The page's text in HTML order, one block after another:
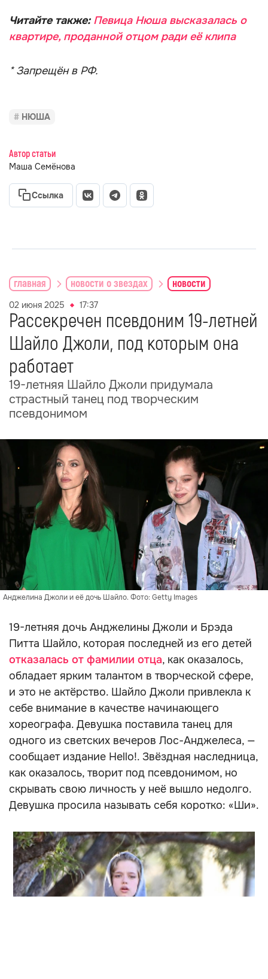
Читайте также: Певица Нюша высказалась о
квартире, проданной отцом ради её клипа
* Запрещён в РФ.
НЮША
Автор статьи
Маша Семёнова
Ссылка
главная новости о звездах новости
02 июня 2025 17:37
Рассекречен псевдоним 19-летней
Шайло Джоли, под которым она
работает
19-летняя Шайло Джоли придумала
страстный танец под творческим
псевдонимом
Анджелина Джоли и её дочь Шайло. Фото: Getty Images
19-летняя дочь Анджелины Джоли и Брэда
Питта Шайло, которая последней из его детей
отказалась от фамилии отца, как оказалось,
обладает ярким талантом в творческой сфере,
и это не актёрство. Шайло Джоли привлекла к
себе внимание в качестве начинающего
хореографа. Девушка поставила танец для
одного из светских вечеров Лос-Анджелеса, —
сообщает издание Hello!. Звёздная наследница,
как оказалось, творит под псевдонимом, но
скрывать свою личность у неё вышло недолго.
Девушка просила называть себя коротко: «Ши».